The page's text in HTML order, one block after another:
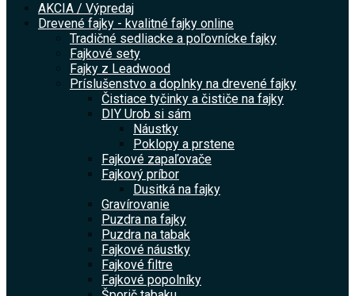
AKCIA / Výpredaj
Drevené fajky - kvalitné fajky online
Tradičné sedliacke a poľovnícke fajky
Fajkové sety
Fajky z Leadwood
Príslušenstvo a doplnky na drevené fajky
Čistiace tyčinky a čističe na fajky
DIY Urob si sám
Náustky
Poklopy a prstene
Fajkové zapaľovače
Fajkový príbor
Dusitká na fajky
Gravírovanie
Puzdra na fajky
Puzdra na tabak
Fajkové náustky
Fajkové filtre
Fajkové popolníky